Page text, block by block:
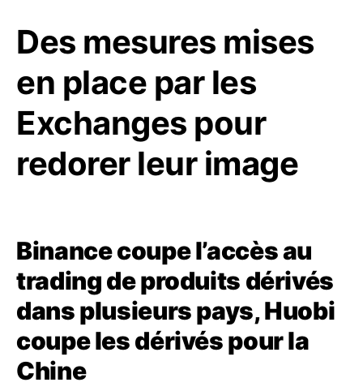
Des mesures mises
en place par les
Exchanges pour
redorer leur image
Binance coupe l’accès au
trading de produits dérivés
dans plusieurs pays, Huobi
coupe les dérivés pour la
Chine